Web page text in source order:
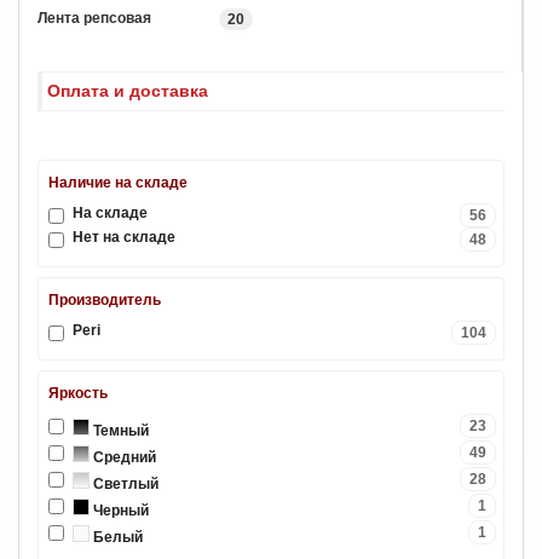
20
Лента репсовая
Оплата и доставка
Наличие на складе
56
На складе
48
Нет на складе
Производитель
104
Peri
Яркость
23
Темный
49
Средний
28
Светлый
1
Черный
1
Белый